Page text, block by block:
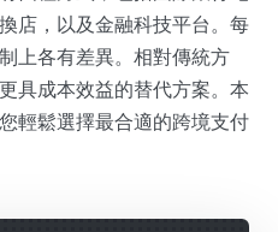
店，以及金融科技平台。每
上各有差異。相對傳統方
具成本效益的替代方案。本
輕鬆選擇最合適的跨境支付